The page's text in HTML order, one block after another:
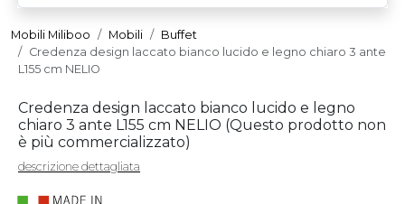
Mobili Miliboo Mobili
Buffet
Credenza design laccato bianco lucido e legno chiaro 3 ante
L155 cm NELIO
Credenza design laccato bianco lucido e legno
chiaro 3 ante L155 cm NELIO (Questo prodotto non
è più commercializzato)
descrizione dettagliata